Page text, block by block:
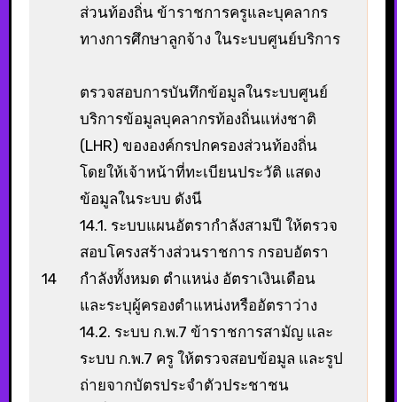
14
ส่วนท้องถิ่น ข้าราชการครูและบุคลากร
ทางการศึกษาลูกจ้าง ในระบบศูนย์บริการ
ตรวจสอบการบันทึกข้อมูลในระบบศูนย์
บริการข้อมูลบุคลากรท้องถิ่นแห่งชาติ
(LHR) ขององค์กรปกครองส่วนท้องถิ่น
โดยให้เจ้าหน้าที่ทะเบียนประวัติ แสดง
ข้อมูลในระบบ ดังนี
14.1. ระบบแผนอัตรากำลังสามปี ให้ตรวจ
สอบโครงสร้างส่วนราชการ กรอบอัตรา
กำลังทั้งหมด ตำแหน่ง อัตราเงินเดือน
และระบุผู้ครองตำแหน่งหรืออัตราว่าง
14.2. ระบบ ก.พ.7 ข้าราชการสามัญ และ
ระบบ ก.พ.7 ครู ให้ตรวจสอบข้อมูล และรูป
ถ่ายจากบัตรประจำตัวประชาชน